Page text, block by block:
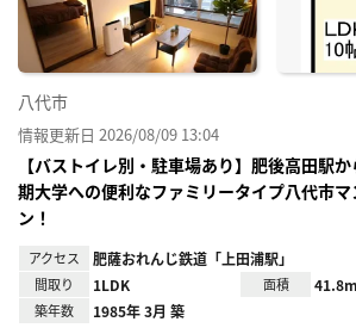
八代市
情報更新日 2026/08/09 13:04
【バストイレ別・駐車場あり】肥後高田駅
期大学への便利なファミリータイプ八代市マ
ン！
アクセス 肥薩おれんじ鉄道「上田浦駅」
間取り 1LDK 面積
築年数 1985年 3月 築